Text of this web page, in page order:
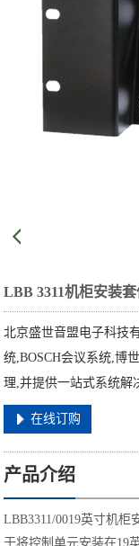
LBB 3311机柜安装
北京盛世音盟电子科技
统,BOSCH会议系统,博
理,并提供一站式系统解
在线订购
产品介绍
LBB3311/0019英寸机
于将控制单元安装在19